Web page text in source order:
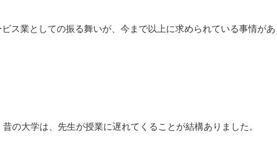
ス業としての振る舞いが、今まで以上に求められている事情があ
の大学は、先生が授業に遅れてくることが結構ありました。